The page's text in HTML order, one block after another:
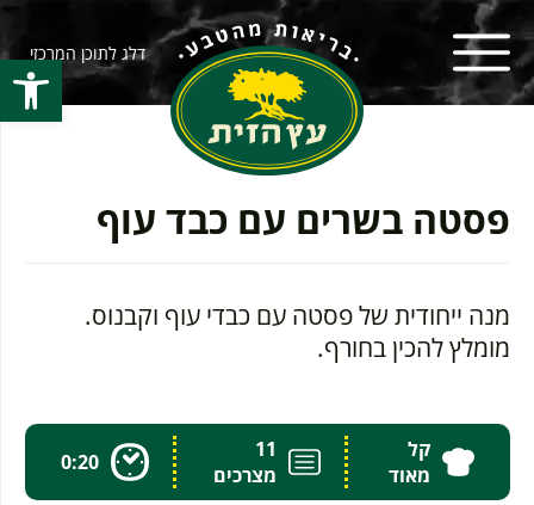
פתח
דלג לתוכן המרכזי
פסטה בשרים עם כבד עוף
מנה ייחודית של פסטה עם כבדי עוף וקבנוס.
מומלץ להכין בחורף.
קל
מאוד
11
מצרכים
0:20